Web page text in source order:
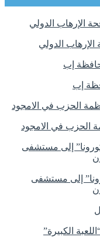
الإرهاب الدولي
إب
الحزب في الامجود
إلى مستشفى
الكبيرة”